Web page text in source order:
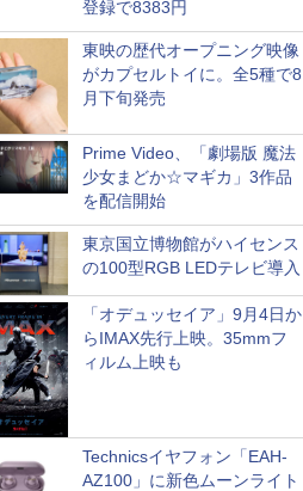
登録で8383円
東映の歴代オープニング映像
がカプセルトイに。全5種で8
月下旬発売
Prime Video、「劇場版 魔法
少女まどか☆マギカ」3作品
を配信開始
東京国立博物館がハイセンス
の100型RGB LEDテレビ導入
「オデュッセイア」9月4日か
らIMAX先行上映。35mmフ
ィルム上映も
Technicsイヤフォン「EAH-
AZ100」に新色ムーンライト